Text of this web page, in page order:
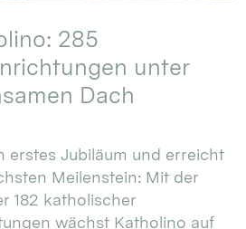
285
unter
Dach
erstes Jubiläum und erreicht
Meilenstein: Mit der
182 katholischer
wächst Katholino auf